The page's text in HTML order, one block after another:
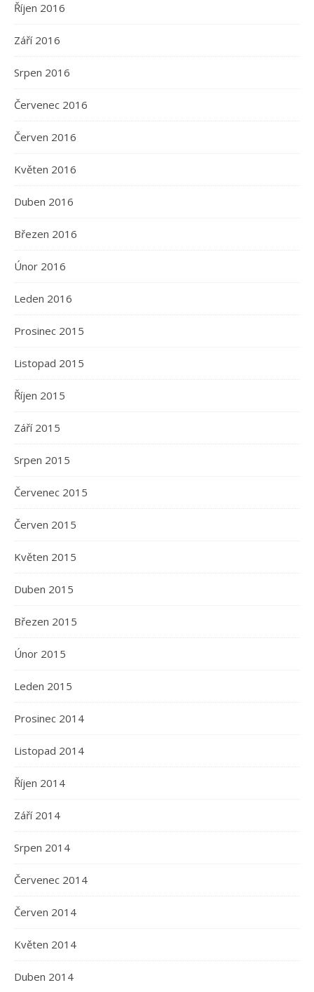
Říjen 2016
Září 2016
Srpen 2016
Červenec 2016
Červen 2016
Květen 2016
Duben 2016
Březen 2016
Únor 2016
Leden 2016
Prosinec 2015
Listopad 2015
Říjen 2015
Září 2015
Srpen 2015
Červenec 2015
Červen 2015
Květen 2015
Duben 2015
Březen 2015
Únor 2015
Leden 2015
Prosinec 2014
Listopad 2014
Říjen 2014
Září 2014
Srpen 2014
Červenec 2014
Červen 2014
Květen 2014
Duben 2014